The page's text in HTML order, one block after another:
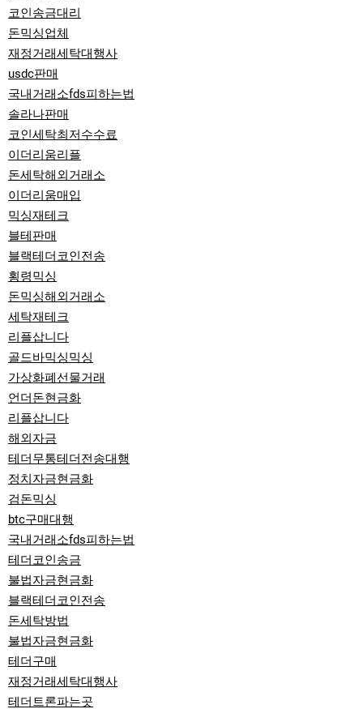
코인송금대리
돈믹싱업체
재정거래세탁대행사
usdc판매
국내거래소fds피하는법
솔라나판매
코인세탁최저수수료
이더리움리플
돈세탁해외거래소
이더리움매입
믹싱재테크
블테판매
블랙테더코인전송
횡령믹싱
돈믹싱해외거래소
세탁재테크
리플삽니다
골드바믹싱믹싱
가상화폐선물거래
언더돈현금화
리플삽니다
해외자금
테더무통테더전송대행
정치자금현금화
검돈믹싱
btc구매대행
국내거래소fds피하는법
테더코인송금
불법자금현금화
블랙테더코인전송
돈세탁방법
불법자금현금화
테더구매
재정거래세탁대행사
테더트론파는곳